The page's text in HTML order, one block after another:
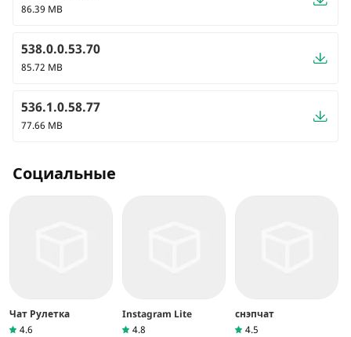
86.39 MB
538.0.0.53.70
85.72 MB
536.1.0.58.77
77.66 MB
Социальные
Чат Рулетка
4.6
Instagram Lite
4.8
снэпчат
4.5